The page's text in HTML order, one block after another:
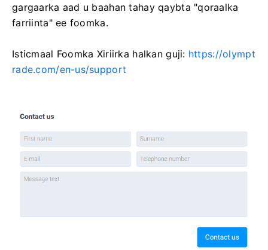
gargaarka aad u baahan tahay qaybta "qoraalka
farriinta" ee foomka.
Isticmaal Foomka Xiriirka halkan guji: https://olympt
rade.com/en-us/support